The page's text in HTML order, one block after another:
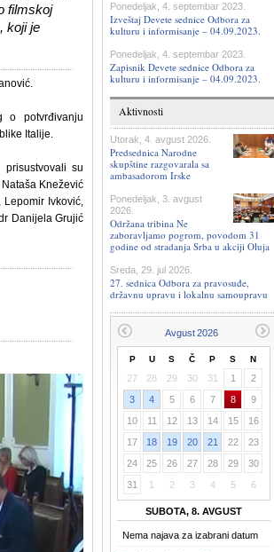
filmskoj
koji je
o potvrđivanju
Italije.
su
Knežević
Lepomir Ivković,
Danijela Grujić
Ponedeljak, 4. septembar 2023.
Izveštaj Devete sednice Odbora za
kulturu i informisanje – 04.09.2023.
Ponedeljak, 4. septembar 2023.
Zapisnik Devetе sednice Odbora za
kulturu i informisanje – 04.09.2023.
Aktivnosti
Utorak, 4. avgust 2026.
Predsednica Narodne
skupštine razgovarala sa
ambasadorom Irske
Ponedeljak, 3. avgust
2026.
Održana tribina Ne
zaboravljamo pogrom, povodom 31
godine od stradanja Srba u akciji Oluja
Sreda, 29. jul 2026.
27. sednica Odbora za pravosuđe,
državnu upravu i lokalnu samoupravu
P U S Č P S N
27 28 29 30 31 1
2
3
4 5 6 7 8
9
10
11 12 13 14 15
16
17
18 19 20 21 22
23
24
25 26 27 28 29
30
31
1 2 3 4 5 6
SUBOTA, 8. AVGUST
Nema najava za izabrani datum